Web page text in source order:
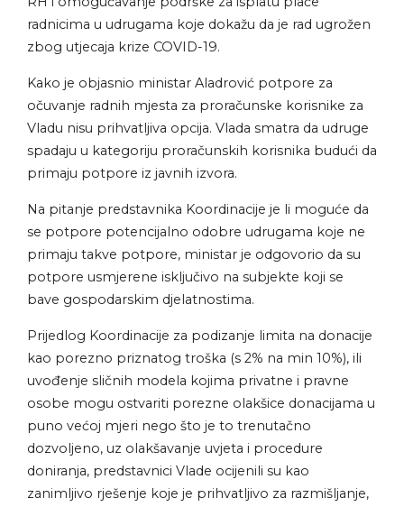
radnicima u udrugama koje dokažu da je rad ugrožen
zbog utjecaja krize COVID-19.
Kako je objasnio ministar Aladrović potpore za
očuvanje radnih mjesta za proračunske korisnike za
Vladu nisu prihvatljiva opcija. Vlada smatra da udruge
spadaju u kategoriju proračunskih korisnika budući da
primaju potpore iz javnih izvora.
Na pitanje predstavnika Koordinacije je li moguće da
se potpore potencijalno odobre udrugama koje ne
primaju takve potpore, ministar je odgovorio da su
potpore usmjerene isključivo na subjekte koji se
bave gospodarskim djelatnostima.
Prijedlog Koordinacije za podizanje limita na donacije
kao porezno priznatog troška (s 2% na min 10%), ili
uvođenje sličnih modela kojima privatne i pravne
osobe mogu ostvariti porezne olakšice donacijama u
puno većoj mjeri nego što je to trenutačno
dozvoljeno, uz olakšavanje uvjeta i procedure
doniranja, predstavnici Vlade ocijenili su kao
zanimljivo rješenje koje je prihvatljivo za razmišljanje,